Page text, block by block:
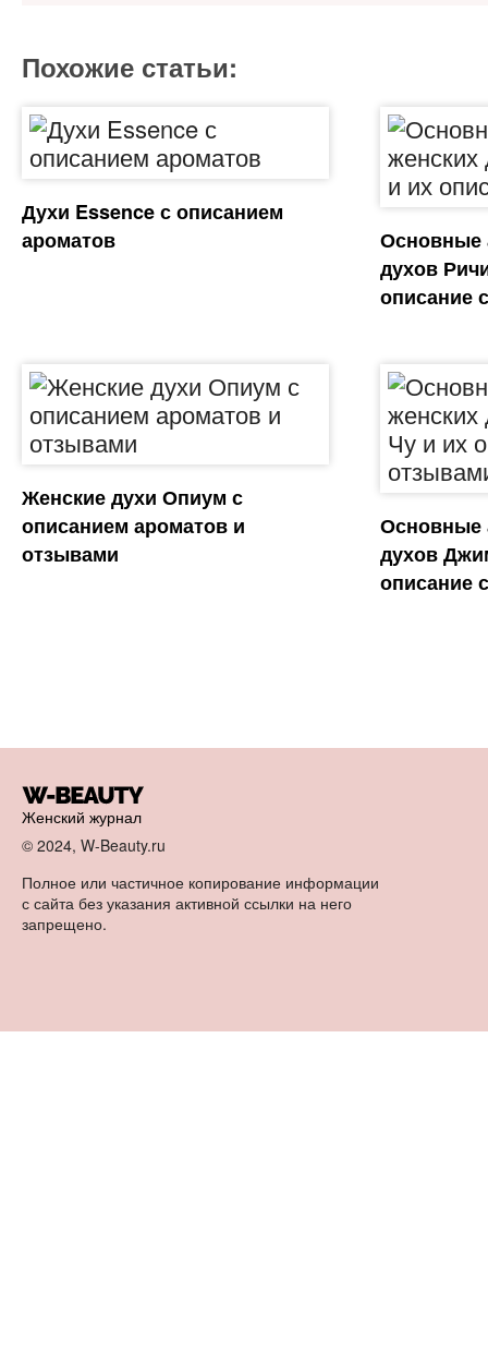
Похожие статьи:
Духи Essence с описанием
ароматов
Основные
духов
описание
Женские духи Опиум с
описанием ароматов и
отзывами
Основные
духов
описание
Женский журнал
© 2024, W-Beauty.ru
Полное или частичное копирование информации
с сайта без указания активной ссылки на него
запрещено.